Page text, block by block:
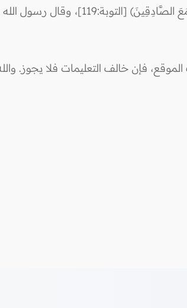
[الأنفال: 27]، وقال جل جلاله: (يَا أَيُّهَا
فإن خالف التعليمات فلا يجوز.